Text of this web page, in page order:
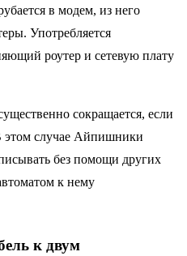
в модем, из него
Употребляется
роутер и сетевую плату
сокращается, если
этом случае Айпишники
без помощи других
к нему
к двум